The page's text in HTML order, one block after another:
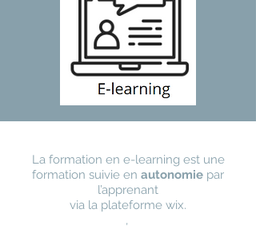
La formation en e-learning est une
formation suivie en autonomie par
l’apprenant
via la plateforme wix.
,